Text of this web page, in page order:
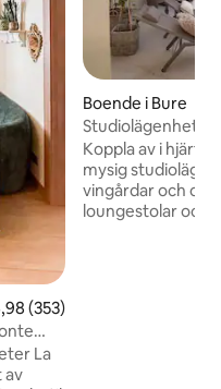
av 5 i genomsnittligt
(353)
La
av
Boende i Bure
Studiolägenhet i
Koppla av i hjärtat
mysig
vingårdar och
loungestolar och